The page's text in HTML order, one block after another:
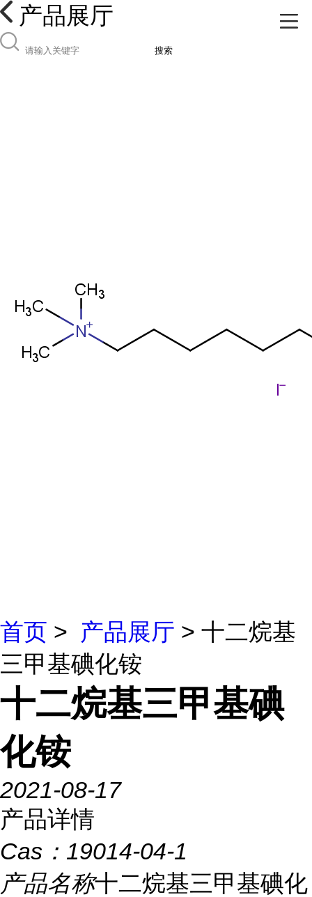
产品展厅
搜索
首页 > 产品展厅 > 十二烷基
三甲基碘化铵
十二烷基三甲基碘
化铵
2021-08-17
产品详情
Cas： 19014-04-1
产品名称十二烷基三甲基碘化